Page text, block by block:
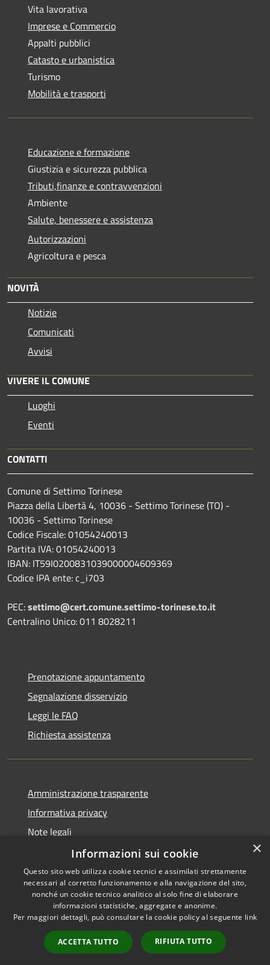
Vita lavorativa
Imprese e Commercio
Appalti pubblici
Catasto e urbanistica
Turismo
Mobilità e trasporti
Educazione e formazione
Giustizia e sicurezza pubblica
Tributi,finanze e contravvenzioni
Ambiente
Salute, benessere e assistenza
Autorizzazioni
Agricoltura e pesca
NOVITÀ
Notizie
Comunicati
Avvisi
VIVERE IL COMUNE
Luoghi
Eventi
CONTATTI
Comune di Settimo Torinese
Piazza della Libertà 4, 10036 - Settimo Torinese (TO) -
10036 - Settimo Torinese
Codice Fiscale: 01054240013
Partita IVA: 01054240013
IBAN: IT59I0200831039000004609369
Codice IPA ente: c_i703
PEC:settimo@cert.comune.settimo-torinese.to.it
Centralino Unico: 011 8028211
Prenotazione appuntamento
Segnalazione disservizio
Leggi le FAQ
Richiesta assistenza
Amministrazione trasparente
Informativa privacy
Note legali
Dichiarazione di accessibilità
RSS
Accessibilità
Copyright © 2026 • Città di
Settimo Torinese • Powered by
Municipium•
Accesso
redazione
×
Informazioni sui cookie
Questo sito web utilizza cookie tecnici e assimilati strettamente
necessari al corretto funzionamento e alla navigazione del sito,
nonché un cookie tecnico analitico al solo fine di elaborare
informazioni statistiche, aggregate e anonime.
Per maggiori dettagli, può consultare la cookie policy al seguente link
ACCETTA TUTTO RIFIUTA TUTTO